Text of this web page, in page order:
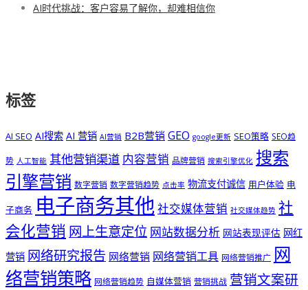
AI时代挑战：客户容易了解你，却难相信你
标签
AI SEO AI搜索 AI 营销 AI营销 B2B营销 GEO google更新 SEO策略 SEO趋
势 人工智能 其他营销渠道 内容营销 品牌营销 搜索引擎优化 搜索
引擎营销 数字营销 数字营销趋势 点击率 物流支付诚信 用户体验 电
子商务 电子商务其他社交媒体营销 社交媒体趋势 社
会化营销 网上生意定位 网站数据分析 网站表现评估 网红
营销 网络研究报告 网络营销 网络营销工具 网络营销推广 网
络营销策略 网络营销趋势 自媒体营销 营销挑战 营销文案研